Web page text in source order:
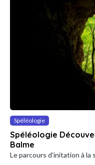
Spéléologie
Spéléologie
Balme
Le parcours d’initation à